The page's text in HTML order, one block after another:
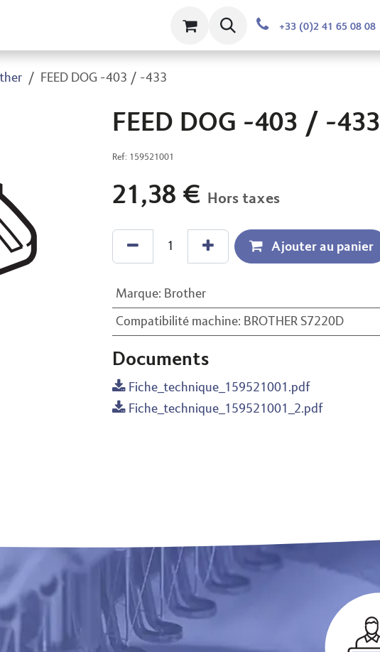
+33 (0)2 41 65 08 08
FEED DOG -403 / -433
FEED DOG -403 / -433
Ref: 159521001
21,38 € Hors taxes
Ajouter au panier
Marque: Brother
Compatibilité machine: BROTHER S7220D
Documents
Fiche_technique_159521001.pdf
Fiche_technique_159521001_2.pdf